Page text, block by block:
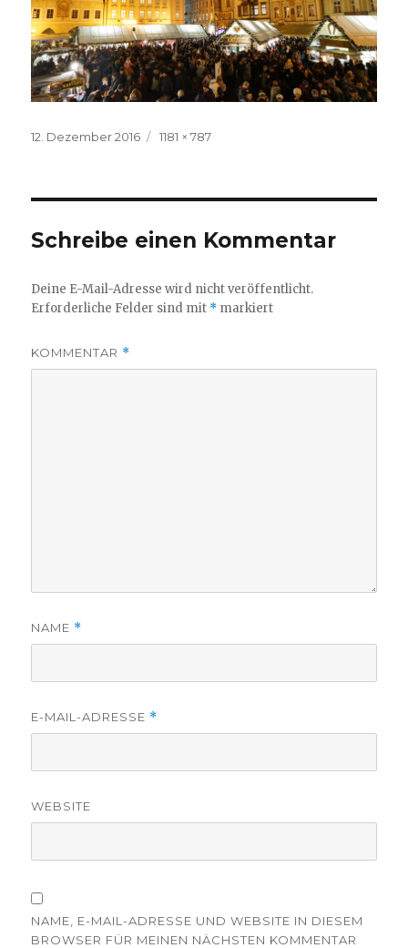
Veröffentlicht
12. Dezember 2016
Volle
1181 × 787
Schreibe einen Kommentar
Deine E-Mail-Adresse wird nicht veröffentlicht.
Erforderliche Felder sind mit * markiert
KOMMENTAR *
NAME *
E-MAIL-ADRESSE *
WEBSITE
NAME, E-MAIL-ADRESSE UND WEBSITE IN DIESEM
BROWSER FÜR MEINEN NÄCHSTEN KOMMENTAR